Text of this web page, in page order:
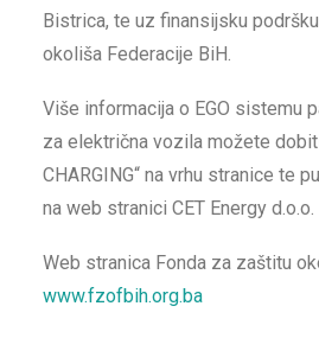
Bistrica, te uz finansijsku
okoliša Federacije BiH.
Više informacija o EGO sistemu
za električna vozila možete
CHARGING“ na vrhu stranice te
na web stranici CET Energy d.o.o.
Web stranica Fonda za zaštitu
www.fzofbih.org.ba